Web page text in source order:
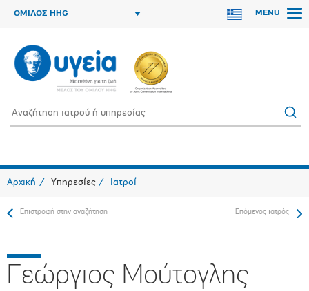
ΟΜΙΛΟΣ HHG MENU
Αρχική Υπηρεσίες Ιατροί
Επιστροφή στην αναζήτηση Επόμενος ιατρός
Γεώργιος Μούτογλης